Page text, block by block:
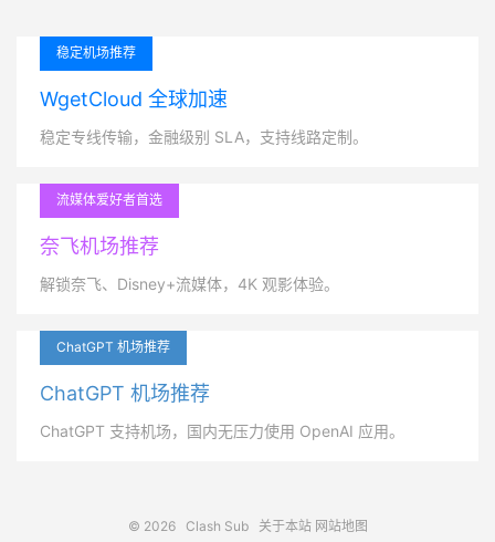
稳定机场推荐
WgetCloud 全球加速
稳定专线传输，金融级别 SLA，支持线路定制。
流媒体爱好者首选
奈飞机场推荐
解锁奈飞、Disney+流媒体，4K 观影体验。
ChatGPT 机场推荐
ChatGPT 机场推荐
ChatGPT 支持机场，国内无压力使用 OpenAI 应用。
© 2026 Clash Sub 关于本站 网站地图